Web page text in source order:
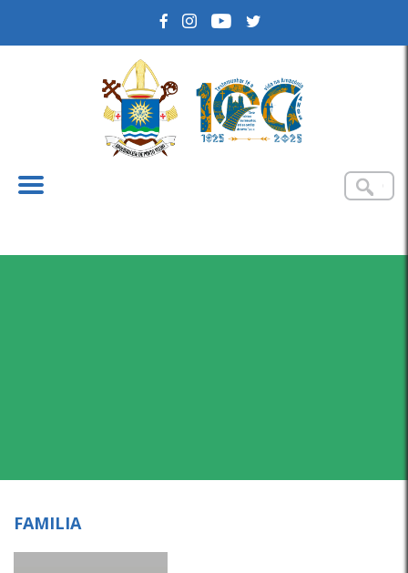
FAMILIA